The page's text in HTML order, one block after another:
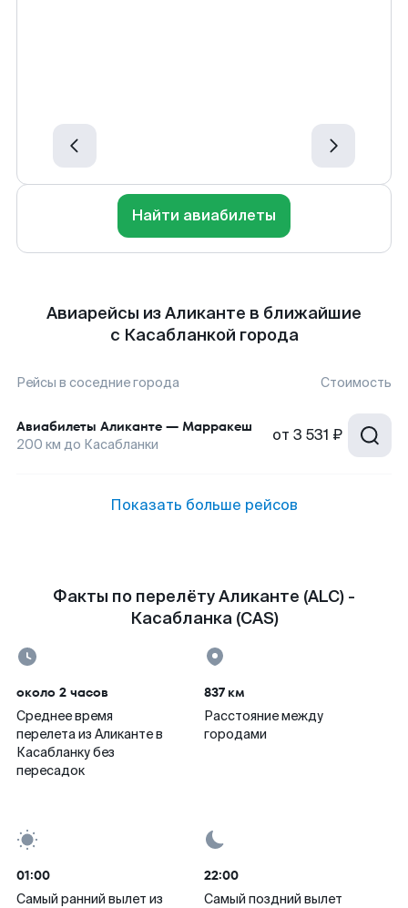
Найти авиабилеты
Авиарейсы из Аликанте в ближайшие
с Касабланкой города
Рейсы в соседние города Стоимость
Авиабилеты Аликанте — Марракеш
200 км до Касабланки от 3 531 ₽
Показать больше рейсов
Факты по перелёту Аликанте (ALC) -
Касабланка (CAS)
около 2 часов
Среднее время
перелета из Аликанте в
Касабланку без
пересадок
837 км
Расстояние между
городами
01:00
Самый ранний вылет из
22:00
Самый поздний вылет